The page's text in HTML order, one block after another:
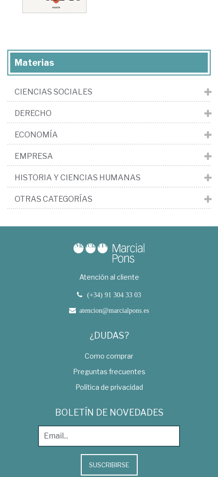
Materias
CIENCIAS SOCIALES
DERECHO
ECONOMÍA
EMPRESA
HISTORIA Y CIENCIAS HUMANAS
OTRAS CATEGORÍAS
Atención al cliente
(+34) 91 304 33 03
atencion@marcialpons.es
¿DUDAS?
Como comprar
Preguntas frecuentes
Política de privacidad
BOLETÍN DE NOVEDADES
SUSCRIBIRSE